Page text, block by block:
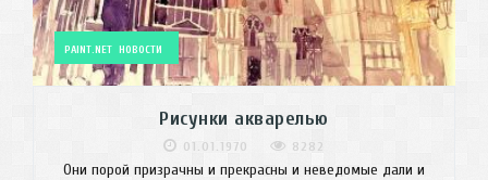
PAINT.NET НОВОСТИ
Рисунки акварелью
01.01.1970 8282
Они порой призрачны и прекрасны и неведомые дали и